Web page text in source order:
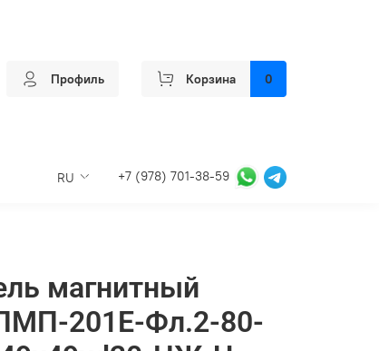
Профиль Корзина 0
RU +7 (978) 701-38-59
магнитный
201Е-Фл.2-80-